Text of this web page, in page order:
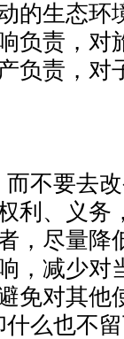
的生态环
负责，对
负责，对
不要去
利、义务
，尽量降
，减少对
免对其他
么也不